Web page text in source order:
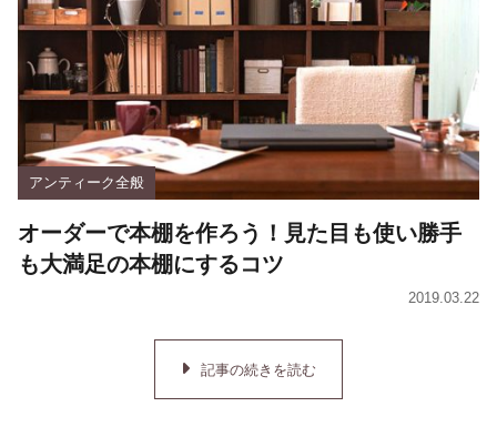
アンティーク全般
オーダーで本棚を作ろう！見た目も使い勝手
も大満足の本棚にするコツ
2019.03.22
記事の続きを読む